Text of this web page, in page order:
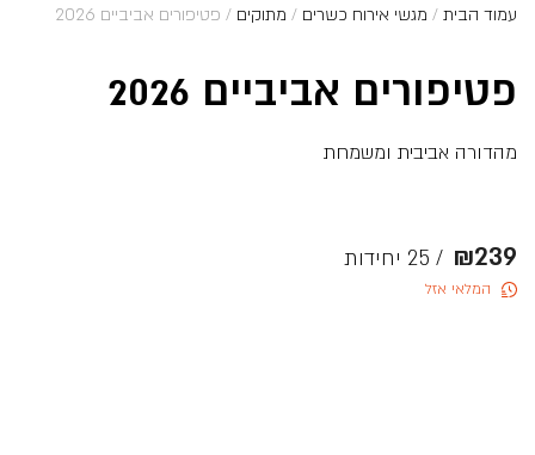
עמוד הבית / מגשי אירוח כשרים / מתוקים / פטיפורים אביביים 2026
פטיפורים אביביים 2026
מהדורה אביבית ומשמחת
/ 25 יחידות ₪239
המלאי אזל